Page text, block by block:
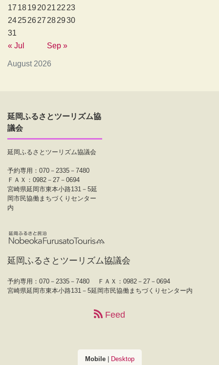
August 2026
17 181920212223
24252627282930
31
« Jul
Sep »
延岡ふるさとツーリズム協
議会
延岡ふるさとツーリズム協議会
予約専用：070－2335－7480
ＦＡＸ：0982－27－0694
宮崎県延岡市東本小路131－5延
岡市民協働まちづくりセンター
内
延岡ふるさとツーリズム協議会
予約専用：070－2335－7480
ＦＡＸ：0982－27－0694
宮崎県延岡市東本小路131－5延岡市民協働まちづくりセンター内
Feed
Mobile| Desktop